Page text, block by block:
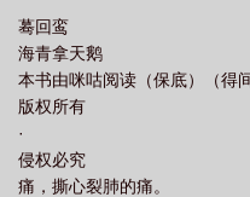
新蓦回鸾
txt 蓦回鸾不更了 蓦回鸾简介
TXT 蓦回鸾by海青拿天鹅完结了吗
曲 蓦回鸾TXT百度
蓦回鸾
海青拿天鹅
本书由咪咕阅读（保底）（得
版权所有
·
侵权必究
痛，撕心裂肺的痛。